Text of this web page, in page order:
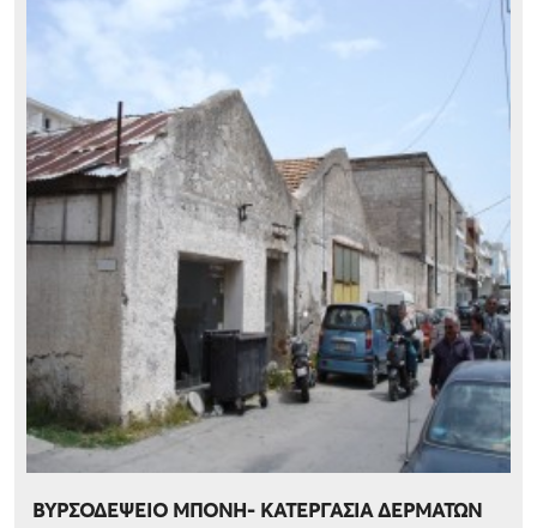
ΒΥΡΣΟΔΕΨΕΙΟ ΜΠΟΝΗ- ΚΑΤΕΡΓΑΣΙΑ ΔΕΡΜΑΤΩΝ